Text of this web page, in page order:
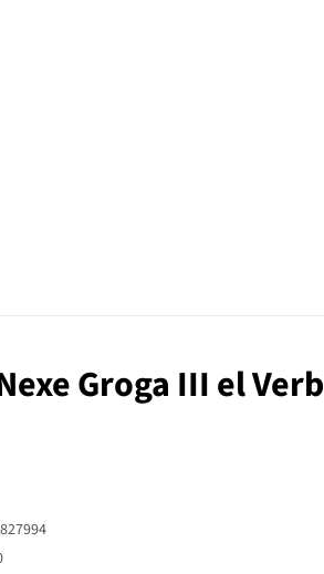
Groga III el Verb